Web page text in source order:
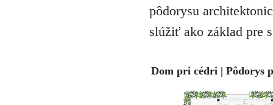
pôdorysu
slúžiť ako základ pre
Dom pri cédri | Pôdorys